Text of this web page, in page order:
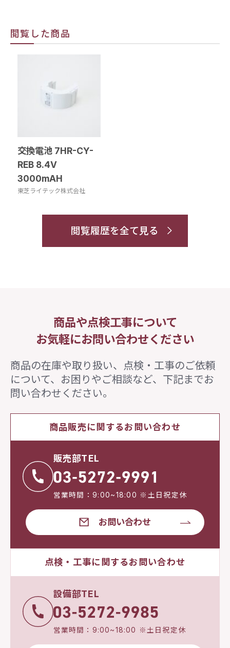
閲覧した商品
交換電池 7HR-CY-
REB 8.4V
3000mAH
東芝ライテック株式会社
閲覧履歴を全て見る
商品や点検工事について
お気軽にお問い合わせください
商品の在庫や取り扱い、点検・工事のご依頼
について、 お困りやご相談など、下記までお
問い合わせください。
商品販売に関するお問い合わせ
販売部TEL
営業時間：9:00~18:00 ※土日祝定休
お問い合わせ
点検・工事に関するお問い合わせ
設備部TEL
営業時間：9:00~18:00 ※土日祝定休